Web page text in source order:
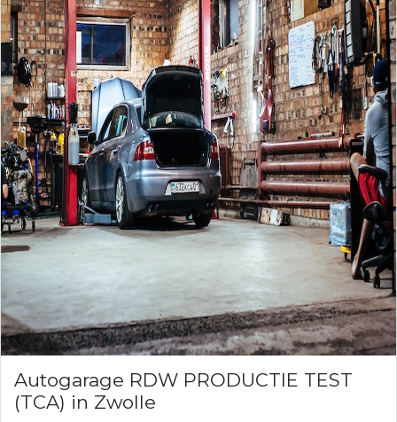
Autogarage RDW PRODUCTIE TEST
(TCA) in Zwolle